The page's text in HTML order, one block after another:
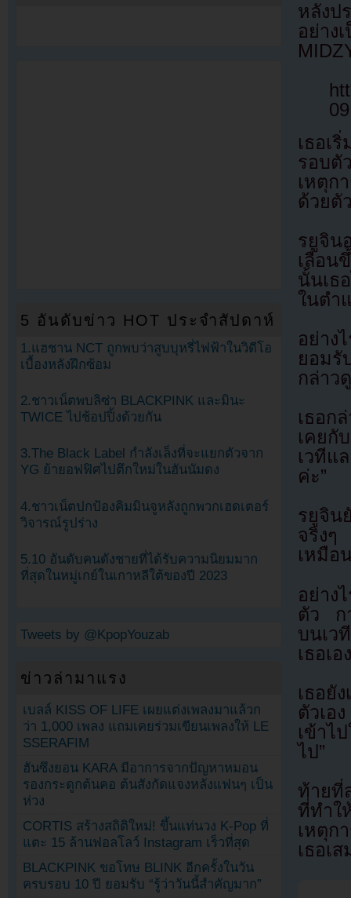
หลัง
อย่าง
09
เธอเ
รอบ
เหตุก
ด้วยตั
รยูจิน
เลื่อน
นั้นเธ
ในตำ
อย่า
ยอมรั
กล่าว
เธอก
เคยกั
เวทีแ
ค่ะ”
รยูจิน
จริง
เหมือ
อย่าง
ตัว ก
บนเว
เธอเอง
เธอยั
ตัวเอ
เข้าไ
ไป”
ท้ายที่
ที่ทำ
เหตุก
เธอเ
5 อันดับข่าว HOT ประจำสัปดาห์
1.แฮชาน NCT ถูกพบว่าสูบบุหรี่ไฟฟ้าในวิดีโอ
เบื้องหลังฝึกซ้อม
2.ชาวเน็ตพบลิซ่า BLACKPINK และมินะ
TWICE ไปช้อปปิ้งด้วยกัน
3.The Black Label กำลังเล็งที่จะแยกตัวจาก
YG ย้ายอฟฟิศไปตึกใหม่ในฮันนัมดง
4.ชาวเน็ตปกป้องคิมมินจูหลังถูกพวกเฮดเตอร์
วิจารณ์รูปร่าง
5.10 อันดับคนดังชายที่ได้รับความนิยมมาก
ที่สุดในหมู่เกย์ในเกาหลีใต้ของปี 2023
Tweets by @KpopYouzab
ข่าวล่ามาแรง
เบลล์ KISS OF LIFE เผยแต่งเพลงมาแล้วก
ว่า 1,000 เพลง แถมเคยร่วมเขียนเพลงให้ LE
SSERAFIM
ฮันซึงยอน KARA มีอาการจากปัญหาหมอน
รองกระดูกต้นคอ ต้นสังกัดแจงหลังแฟนๆ เป็น
ห่วง
CORTIS สร้างสถิติใหม่! ขึ้นแท่นวง K-Pop ที่
แตะ 15 ล้านฟอลโลว์ Instagram เร็วที่สุด
BLACKPINK ขอโทษ BLINK อีกครั้งในวัน
ครบรอบ 10 ปี ยอมรับ “รู้ว่าวันนี้สำคัญมาก”